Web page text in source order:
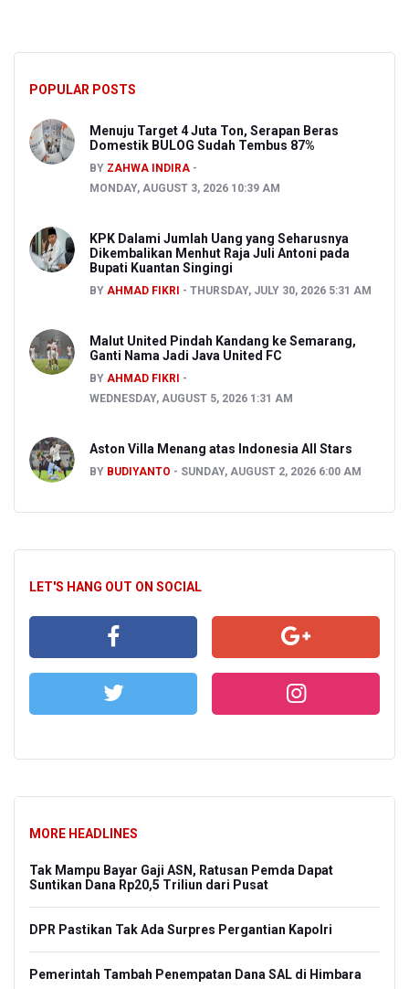
POPULAR POSTS
Menuju Target 4 Juta Ton, Serapan Beras
Domestik BULOG Sudah Tembus 87%
BY ZAHWA INDIRA
MONDAY, AUGUST 3, 2026 10:39 AM
KPK Dalami Jumlah Uang yang Seharusnya
Dikembalikan Menhut Raja Juli Antoni pada
Bupati Kuantan Singingi
BY AHMAD FIKRI THURSDAY, JULY 30, 2026 5:31 AM
Malut United Pindah Kandang ke Semarang,
Ganti Nama Jadi Java United FC
BY AHMAD FIKRI
WEDNESDAY, AUGUST 5, 2026 1:31 AM
Aston Villa Menang atas Indonesia All Stars
BY BUDIYANTO SUNDAY, AUGUST 2, 2026 6:00 AM
LET'S HANG OUT ON SOCIAL
MORE HEADLINES
Tak Mampu Bayar Gaji ASN, Ratusan Pemda Dapat
Suntikan Dana Rp20,5 Triliun dari Pusat
DPR Pastikan Tak Ada Surpres Pergantian Kapolri
Pemerintah Tambah Penempatan Dana SAL di Himbara